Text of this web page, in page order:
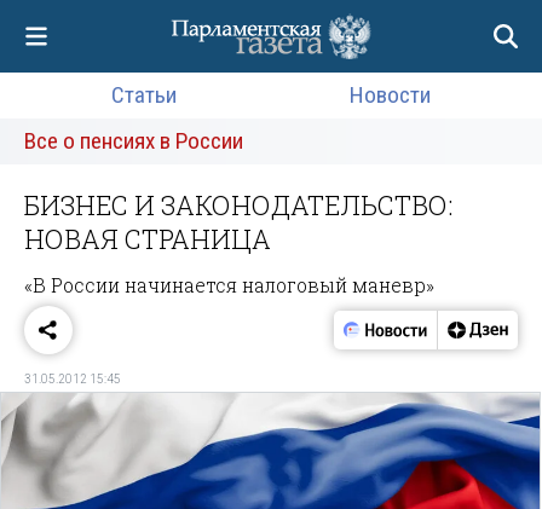
Статьи
Новости
Все о пенсиях в России
БИЗНЕС И ЗАКОНОДАТЕЛЬСТВО:
НОВАЯ СТРАНИЦА
«В России начинается налоговый маневр»
31.05.2012 15:45